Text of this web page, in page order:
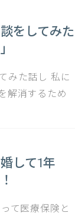
をしてみた
みた話し 私に
解消するため
して1年
て医療保険と